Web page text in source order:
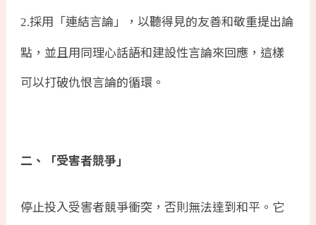
2.採用「連結言論」，以聽得見的友善和敬重提出論
點，並且用同理心話語和建設性言論來回應，這樣
可以打破仇恨言論的循環。
二、「受害者競爭」
停止投入受害者競爭衝突，否則無法達到和平。它